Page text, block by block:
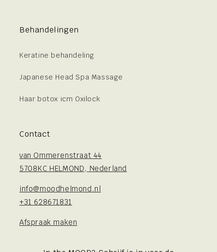
Behandelingen
Keratine behandeling
Japanese Head Spa Massage
Haar botox icm Oxilock
Contact
van Ommerenstraat 44
5708KC HELMOND, Nederland
info@moodhelmond.nl
+31 628671831
Afspraak maken